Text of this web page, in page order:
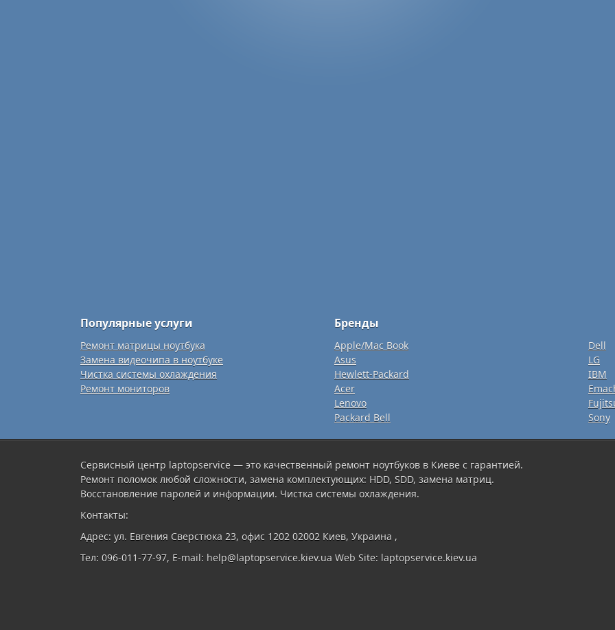
Популярные услуги Бренды
Ремонт матрицы ноутбука
Замена видеочипа в ноутбуке
Чистка системы охлаждения
Ремонт мониторов
Apple/Mac Book
Asus
Hewlett-Packard
Acer
Lenovo
Packard Bell
Dell
LG
IBM
Sony
Сервисный центр laptopservice — это качественный ремонт ноутбуков в Киеве с гарантией.
Ремонт поломок любой сложности, замена комплектующих: HDD, SDD, замена матриц.
Восстановление паролей и информации. Чистка системы охлаждения.
Контакты:
Адрес: ул. Евгения Сверстюка 23, офис 1202 02002 Киев, Украина ,
Тел: 096-011-77-97, E-mail: help@laptopservice.kiev.ua Web Site: laptopservice.kiev.ua